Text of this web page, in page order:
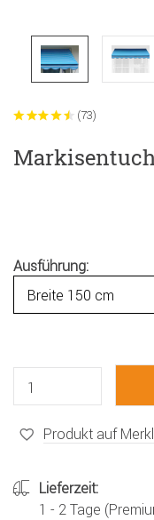
(73)
Ausführung:
Produkt auf
Lieferzeit:
1 - 2 Tage